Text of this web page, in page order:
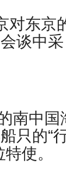
对东京
谈中采
南中国
只的“
使。